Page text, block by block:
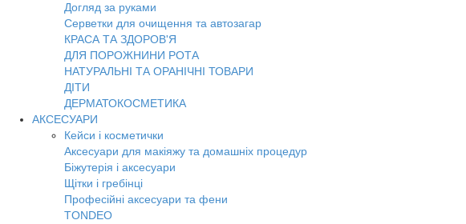
Догляд за руками
Серветки для очищення та автозагар
КРАСА ТА ЗДОРОВ'Я
ДЛЯ ПОРОЖНИНИ РОТА
НАТУРАЛЬНІ ТА ОРАНІЧНІ ТОВАРИ
ДІТИ
ДЕРМАТОКОСМЕТИКА
АКСЕСУАРИ
Кейси і косметички
Аксесуари для макіяжу та домашніх процедур
Біжутерія і аксесуари
Щітки і гребінці
Професійні аксесуари та фени
TONDEO